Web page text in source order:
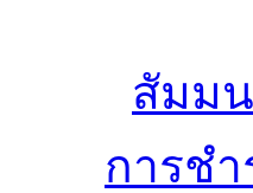
สัมม
การช